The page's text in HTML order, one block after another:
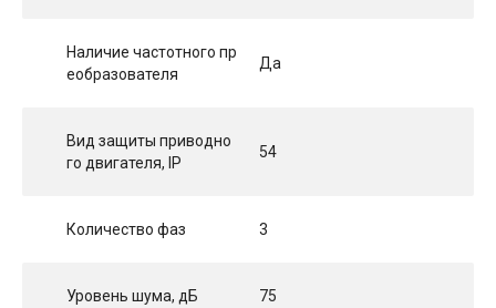
Наличие частотного пр
еобразователя
Да
Вид защиты приводно
го двигателя, IP
54
Количество фаз 3
Уровень шума, дБ 75